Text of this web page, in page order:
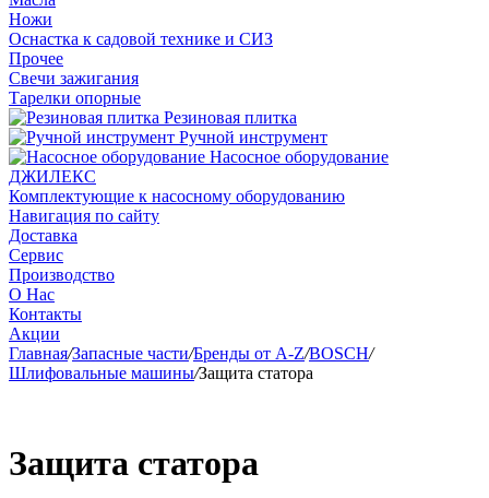
Ножи
Оснастка к садовой технике и СИЗ
Прочее
Свечи зажигания
Тарелки опорные
Резиновая плитка
Ручной инструмент
Насосное оборудование
ДЖИЛЕКС
Комплектующие к насосному оборудованию
Навигация по сайту
Доставка
Сервис
Производство
О Нас
Контакты
Акции
Главная/Запасные части/Бренды от A-Z/BOSCH/
Шлифовальные машины/Защита статора
Защита статора